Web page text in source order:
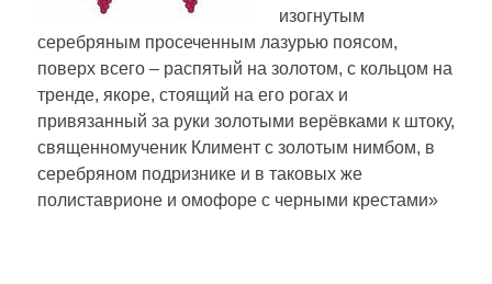
изогнутым
серебряным просеченным лазурью поясом,
поверх всего – распятый на золотом, с кольцом на
тренде, якоре, стоящий на его рогах и
привязанный за руки золотыми верёвками к штоку,
священномученик Климент с золотым нимбом, в
серебряном подризнике и в таковых же
полиставрионе и омофоре с черными крестами»